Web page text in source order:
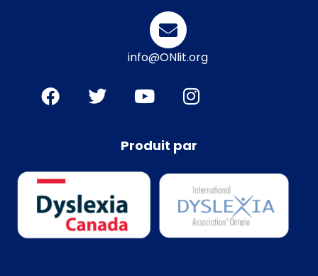
info@ONlit.org
Produit par